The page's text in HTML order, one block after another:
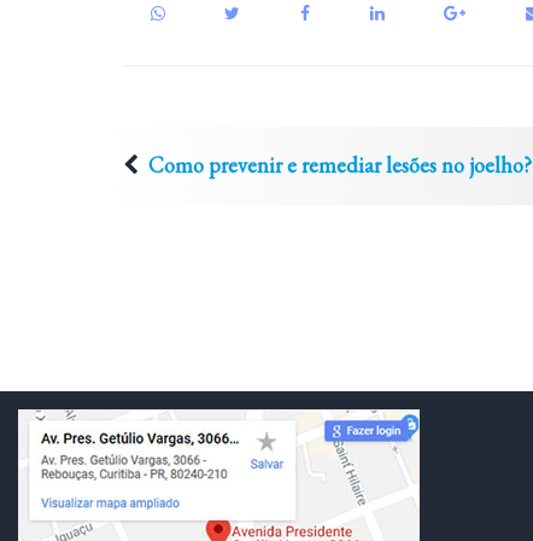
Como prevenir e remediar lesões no joelho?